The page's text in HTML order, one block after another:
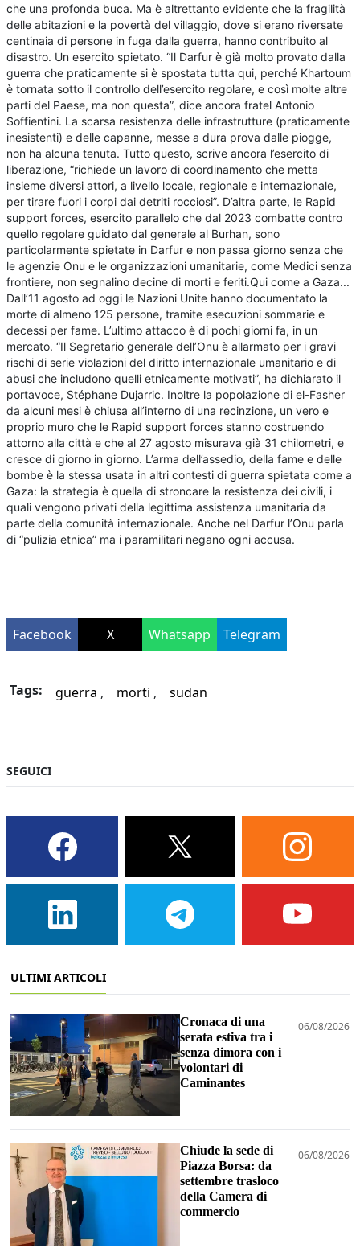
che una profonda buca. Ma è altrettanto evidente che la fragilità
delle abitazioni e la povertà del villaggio, dove si erano riversate
centinaia di persone in fuga dalla guerra, hanno contribuito al
disastro. Un esercito spietato. “Il Darfur è già molto provato dalla
guerra che praticamente si è spostata tutta qui, perché Khartoum
è tornata sotto il controllo dell’esercito regolare, e così molte altre
parti del Paese, ma non questa”, dice ancora fratel Antonio
Soffientini. La scarsa resistenza delle infrastrutture (praticamente
inesistenti) e delle capanne, messe a dura prova dalle piogge,
non ha alcuna tenuta. Tutto questo, scrive ancora l’esercito di
liberazione, “richiede un lavoro di coordinamento che metta
insieme diversi attori, a livello locale, regionale e internazionale,
per tirare fuori i corpi dai detriti rocciosi”. D’altra parte, le Rapid
support forces, esercito parallelo che dal 2023 combatte contro
quello regolare guidato dal generale al Burhan, sono
particolarmente spietate in Darfur e non passa giorno senza che
le agenzie Onu e le organizzazioni umanitarie, come Medici senza
frontiere, non segnalino decine di morti e feriti.Qui come a Gaza...
Dall’11 agosto ad oggi le Nazioni Unite hanno documentato la
morte di almeno 125 persone, tramite esecuzioni sommarie e
decessi per fame. L’ultimo attacco è di pochi giorni fa, in un
mercato. “Il Segretario generale dell’Onu è allarmato per i gravi
rischi di serie violazioni del diritto internazionale umanitario e di
abusi che includono quelli etnicamente motivati”, ha dichiarato il
portavoce, Stéphane Dujarric. Inoltre la popolazione di el-Fasher
da alcuni mesi è chiusa all’interno di una recinzione, un vero e
proprio muro che le Rapid support forces stanno costruendo
attorno alla città e che al 27 agosto misurava già 31 chilometri, e
cresce di giorno in giorno. L’arma dell’assedio, della fame e delle
bombe è la stessa usata in altri contesti di guerra spietata come a
Gaza: la strategia è quella di stroncare la resistenza dei civili, i
quali vengono privati della legittima assistenza umanitaria da
parte della comunità internazionale. Anche nel Darfur l’Onu parla
di “pulizia etnica” ma i paramilitari negano ogni accusa.
Facebook X Whatsapp Telegram
Tags: guerra morti sudan
SEGUICI
ULTIMI ARTICOLI
Cronaca di una
serata estiva tra i
senza dimora con i
volontari di
Caminantes
06/08/2026
Chiude la sede di
Piazza Borsa: da
settembre trasloco
della Camera di
commercio
06/08/2026